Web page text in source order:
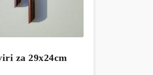
za 29x24cm